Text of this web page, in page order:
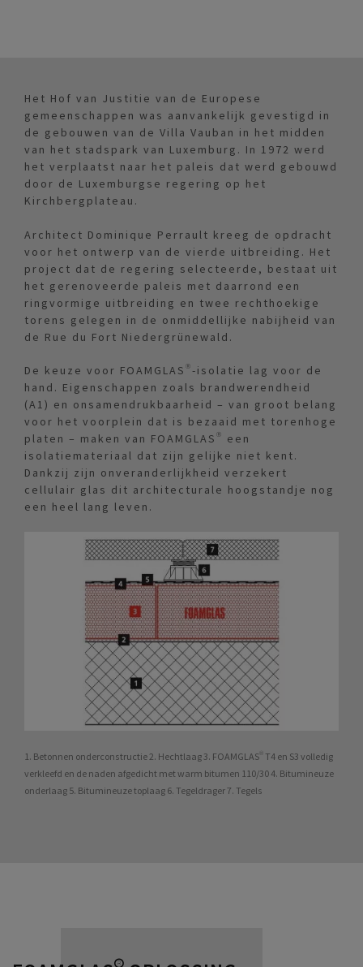
Het Hof van Justitie van de Europese
gemeenschappen was aanvankelijk gevestigd in
de gebouwen van de Villa Vauban in het midden
van het stadspark van Luxemburg. In 1972 werd
het verplaatst naar het paleis dat werd gebouwd
door de Luxemburgse regering op het
Kirchbergplateau.
Architect Dominique Perrault kreeg de opdracht
voor het ontwerp van de vierde uitbreiding. Het
project dat de regering selecteerde, bestaat uit
het gerenoveerde paleis met daarrond een
ringvormige uitbreiding en twee rechthoekige
torens gelegen in de onmiddellijke nabijheid van
de Rue du Fort Niedergrünewald.
De keuze voor FOAMGLAS®-isolatie lag voor de
hand. Eigenschappen zoals brandwerendheid
(A1) en onsamendrukbaarheid – van groot belang
voor het voorplein dat is bezaaid met torenhoge
platen – maken van FOAMGLAS® een
isolatiemateriaal dat zijn gelijke niet kent.
Dankzij zijn onveranderlijkheid verzekert
cellulair glas dit architecturale hoogstandje nog
een heel lang leven.
1. Betonnen onderconstructie 2. Hechtlaag 3. FOAMGLAS® T4 en S3 volledig
verkleefd en de naden afgedicht met warm bitumen 110/30 4. Bitumineuze
onderlaag 5. Bitumineuze toplaag 6. Tegeldrager 7. Tegels